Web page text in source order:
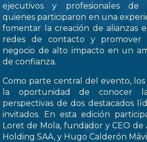
ejecutivos y profesionales de
quienes participaron en una
fomentar la creación de alianzas
redes de contacto y promover
negocio de alto impacto en un
de confianza.
Como parte central del evento,
la oportunidad de conocer
perspectivas de dos destacados
invitados. En esta edición
Loret de Mola, fundador y CEO
Holding SAA, y Hugo Calderón